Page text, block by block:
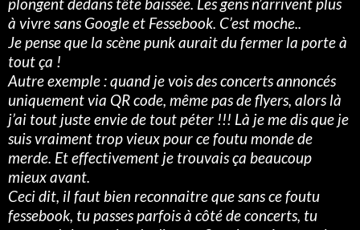
plongent dedans tête baissée. Les gens n’arrivent plus
à vivre sans Google et Fessebook. C’est moche..
Je pense que la scène punk aurait du fermer la porte à
tout ça !
Autre exemple : quand je vois des concerts annoncés
uniquement via QR code, même pas de flyers, alors là
j’ai tout juste envie de tout péter !!! Là je me dis que je
suis vraiment trop vieux pour ce foutu monde de
merde. Et effectivement je trouvais ça beaucoup
mieux avant.
Ceci dit, il faut bien reconnaitre que sans ce foutu
fessebook, tu passes parfois à côté de concerts, tu